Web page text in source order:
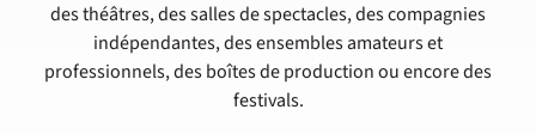
des théâtres, des salles de spectacles, des compagnies
indépendantes, des ensembles amateurs et
professionnels, des boîtes de production ou encore des
festivals.